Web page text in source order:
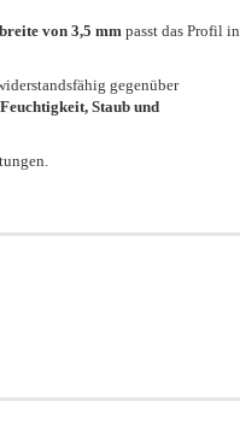
von 3,5 mmpasst das Profil in
gegenüber
Staub und